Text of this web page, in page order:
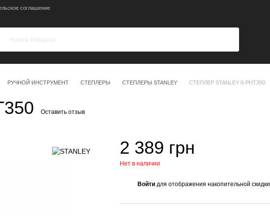
соглашение
РУЧНОЙ ИНСТРУМЕНТ СТЕПЛЕРЫ СТЕПЛЕРЫ STANLEY СТЕПЛЕР STANLEY 0-PHT350
Оставить отзыв
2 389 грн
Нет в наличии
Войти для отображения накопительной скидки